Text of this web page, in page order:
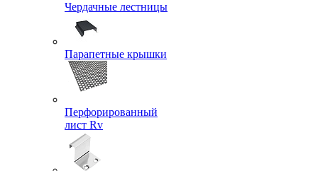
Чердачные лестницы
Парапетные крышки
Перфорированный
лист Rv